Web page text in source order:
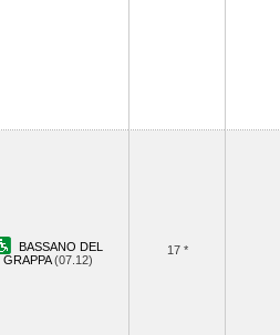
BASSANO DEL
GRAPPA(07.12)
17 *